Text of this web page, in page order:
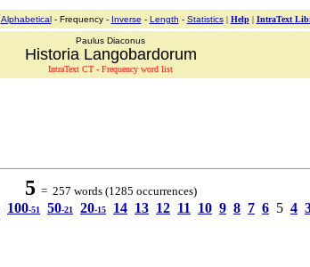
Alphabetical- Frequency - Inverse - Length - Statistics| Help| IntraText
Paulus Diaconus
Historia Langobardorum
IntraText CT - Frequency word list
5= 257 words (1285 occurrences)
100-51 50-21 20-15 14 13 12 11 10 9 8 7 6 5 4